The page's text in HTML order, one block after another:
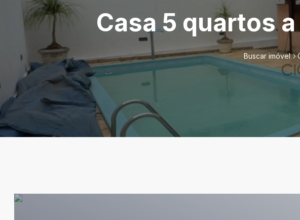
Casa 5 quartos
Buscar imóvel